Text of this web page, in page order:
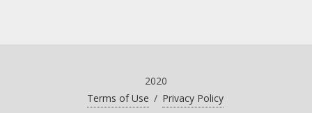
2020
Terms of Use / Privacy Policy